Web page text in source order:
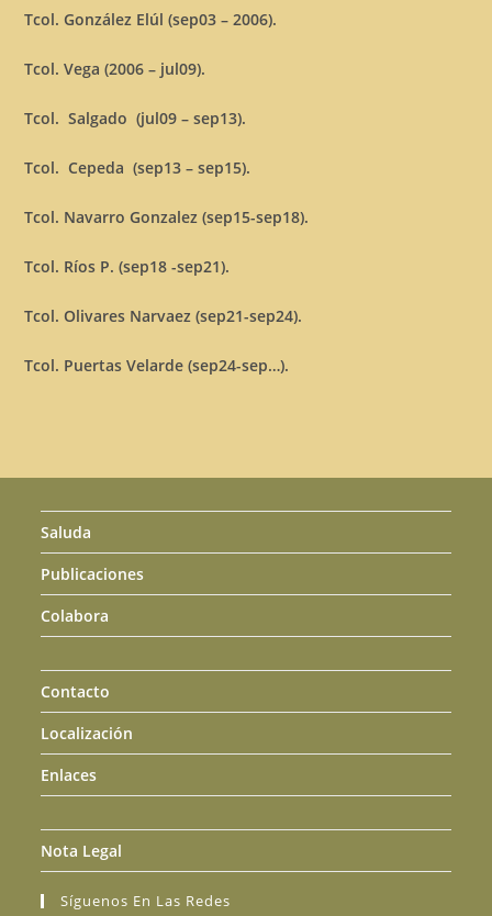
Tcol. González Elúl (sep03 – 2006).
Tcol. Vega (2006 – jul09).
Tcol. Salgado (jul09 – sep13).
Tcol. Cepeda (sep13 – sep15).
Tcol. Navarro Gonzalez (sep15-sep18).
Tcol. Ríos P. (sep18 -sep21).
Tcol. Olivares Narvaez (sep21-sep24).
Tcol. Puertas Velarde (sep24-sep…).
Saluda
Publicaciones
Colabora
Contacto
Localización
Enlaces
Nota Legal
Síguenos En Las Redes